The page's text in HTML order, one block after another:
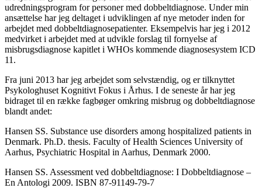
udredningsprogram for personer med dobbeltdiagnose. Under min
ansættelse har jeg deltaget i udviklingen af nye metoder inden for
arbejdet med dobbeltdiagnosepatienter. Eksempelvis har jeg i 2012
medvirket i arbejdet med at udvikle forslag til fornyelse af
misbrugsdiagnose kapitlet i WHOs kommende diagnosesystem ICD
11.
Fra juni 2013 har jeg arbejdet som selvstændig, og er tilknyttet
Psykologhuset Kognitivt Fokus i Århus. I de seneste år har jeg
bidraget til en række fagbøger omkring misbrug og dobbeltdiagnose
blandt andet:
Hansen SS. Substance use disorders among hospitalized patients in
Denmark. Ph.D. thesis. Faculty of Health Sciences University of
Aarhus, Psychiatric Hospital in Aarhus, Denmark 2000.
Hansen SS. Assessment ved dobbeltdiagnose: I Dobbeltdiagnose –
En Antologi 2009. ISBN 87-91149-79-7